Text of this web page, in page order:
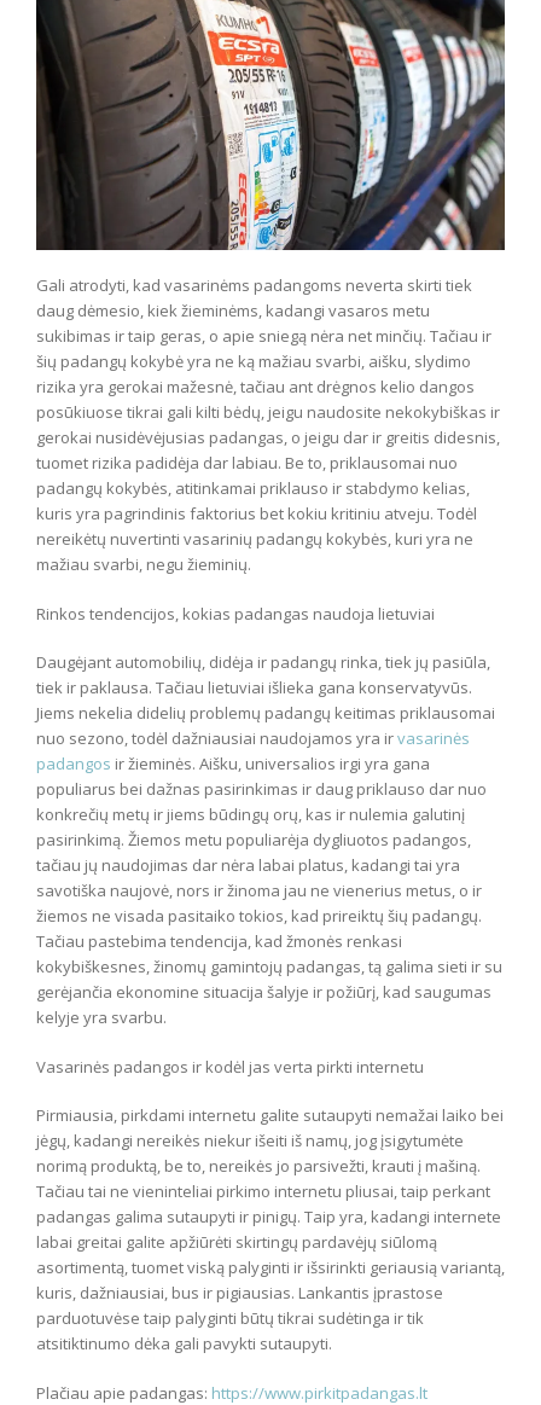
Gali atrodyti, kad vasarinėms padangoms neverta skirti tiek
daug dėmesio, kiek žieminėms, kadangi vasaros metu
sukibimas ir taip geras, o apie sniegą nėra net minčių. Tačiau ir
šių padangų kokybė yra ne ką mažiau svarbi, aišku, slydimo
rizika yra gerokai mažesnė, tačiau ant drėgnos kelio dangos
posūkiuose tikrai gali kilti bėdų, jeigu naudosite nekokybiškas ir
gerokai nusidėvėjusias padangas, o jeigu dar ir greitis didesnis,
tuomet rizika padidėja dar labiau. Be to, priklausomai nuo
padangų kokybės, atitinkamai priklauso ir stabdymo kelias,
kuris yra pagrindinis faktorius bet kokiu kritiniu atveju. Todėl
nereikėtų nuvertinti vasarinių padangų kokybės, kuri yra ne
mažiau svarbi, negu žieminių.
Rinkos tendencijos, kokias padangas naudoja lietuviai
Daugėjant automobilių, didėja ir padangų rinka, tiek jų pasiūla,
tiek ir paklausa. Tačiau lietuviai išlieka gana konservatyvūs.
Jiems nekelia didelių problemų padangų keitimas priklausomai
nuo sezono, todėl dažniausiai naudojamos yra irvasarinės
padangos ir žieminės. Aišku, universalios irgi yra gana
populiarus bei dažnas pasirinkimas ir daug priklauso dar nuo
konkrečių metų ir jiems būdingų orų, kas ir nulemia galutinį
pasirinkimą. Žiemos metu populiarėja dygliuotos padangos,
tačiau jų naudojimas dar nėra labai platus, kadangi tai yra
savotiška naujovė, nors ir žinoma jau ne vienerius metus, o ir
žiemos ne visada pasitaiko tokios, kad prireiktų šių padangų.
Tačiau pastebima tendencija, kad žmonės renkasi
kokybiškesnes, žinomų gamintojų padangas, tą galima sieti ir su
gerėjančia ekonomine situacija šalyje ir požiūrį, kad saugumas
kelyje yra svarbu.
Vasarinės padangos ir kodėl jas verta pirkti internetu
Pirmiausia, pirkdami internetu galite sutaupyti nemažai laiko bei
jėgų, kadangi nereikės niekur išeiti iš namų, jog įsigytumėte
norimą produktą, be to, nereikės jo parsivežti, krauti į mašiną.
Tačiau tai ne vieninteliai pirkimo internetu pliusai, taip perkant
padangas galima sutaupyti ir pinigų. Taip yra, kadangi internete
labai greitai galite apžiūrėti skirtingų pardavėjų siūlomą
asortimentą, tuomet viską palyginti ir išsirinkti geriausią variantą,
kuris, dažniausiai, bus ir pigiausias. Lankantis įprastose
parduotuvėse taip palyginti būtų tikrai sudėtinga ir tik
atsitiktinumo dėka gali pavykti sutaupyti.
Plačiau apie padangas: https://www.pirkitpadangas.lt